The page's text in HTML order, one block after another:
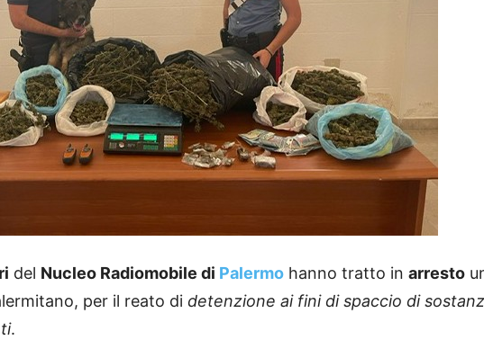
del Nucleo Radiomobile di Palermo hanno tratto in arresto
per il reato di detenzione ai fini di spaccio di
.